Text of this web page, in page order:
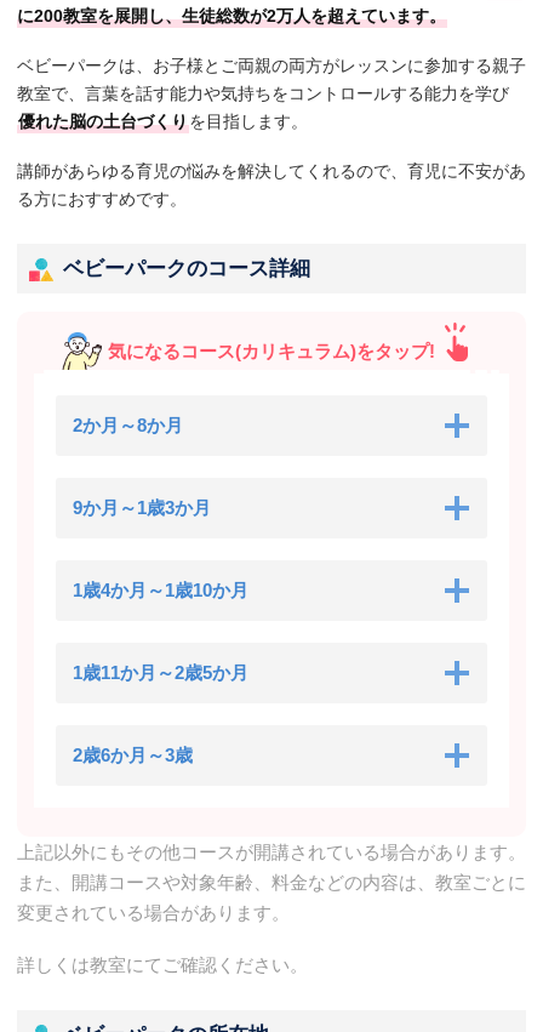
に200教室を展開し、生徒総数が2万人を超えています。
ベビーパークは、お子様とご両親の両方がレッスンに参加する親子
教室で、言葉を話す能力や気持ちをコントロールする能力を学び
優れた脳の土台づくりを目指します。
講師があらゆる育児の悩みを解決してくれるので、育児に不安があ
る方におすすめです。
ベビーパークのコース詳細
気になるコース(カリキュラム)をタップ!
2か月～8か月
9か月～1歳3か月
1歳4か月～1歳10か月
1歳11か月～2歳5か月
2歳6か月～3歳
上記以外にもその他コースが開講されている場合があります。
また、開講コースや対象年齢、料金などの内容は、教室ごとに
変更されている場合があります。
詳しくは教室にてご確認ください。